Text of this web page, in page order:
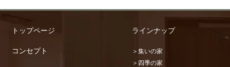
トップページ
コンセプト
ラインナップ
＞集いの家
＞四季の家